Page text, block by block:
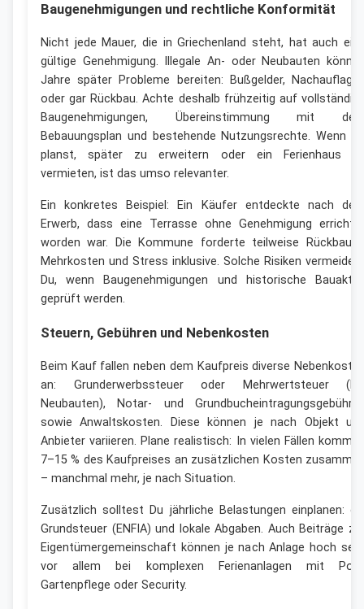
Baugenehmigungen und rechtliche Konformität
Nicht jede Mauer, die in Griechenland steht, hat auch
gültige Genehmigung. Illegale An- oder Neubauten
Jahre später Probleme bereiten: Bußgelder,
oder gar Rückbau. Achte deshalb frühzeitig auf
Baugenehmigungen, Übereinstimmung mit
Bebauungsplan und bestehende Nutzungsrechte. Wenn
planst, später zu erweitern oder ein Ferienhaus
vermieten, ist das umso relevanter.
Ein konkretes Beispiel: Ein Käufer entdeckte nach
Erwerb, dass eine Terrasse ohne Genehmigung
worden war. Die Kommune forderte teilweise Rückbau
Mehrkosten und Stress inklusive. Solche Risiken
Du, wenn Baugenehmigungen und historische
geprüft werden.
Steuern, Gebühren und Nebenkosten
Beim Kauf fallen neben dem Kaufpreis diverse
an: Grunderwerbssteuer oder Mehrwertsteuer
Neubauten), Notar- und
sowie Anwaltskosten. Diese können je nach Objekt
Anbieter variieren. Plane realistisch: In vielen Fällen
7–15 % des Kaufpreises an zusätzlichen Kosten
– manchmal mehr, je nach Situation.
Zusätzlich solltest Du jährliche Belastungen einplanen:
Grundsteuer (ENFIA) und lokale Abgaben. Auch Beiträge
Eigentümergemeinschaft können je nach Anlage hoch
vor allem bei komplexen Ferienanlagen mit
Gartenpflege oder Security.